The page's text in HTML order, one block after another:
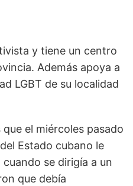
y tiene un centro
Además apoya a
LGBT de su localidad
el miércoles pasado
Estado cubano le
se dirigía a un
que debía